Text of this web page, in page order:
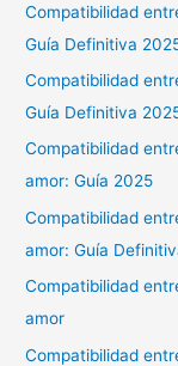
Compatibilidad
Guía Definitiva
Compatibilidad
Guía Definitiva
Compatibilidad
amor: Guía 2025
Compatibilidad
amor: Guía
Compatibilidad
amor
Compatibilidad